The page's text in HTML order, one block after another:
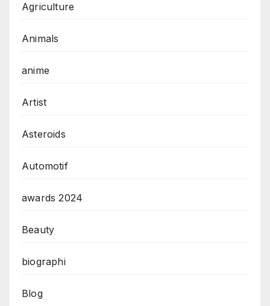
Agriculture
Animals
anime
Artist
Asteroids
Automotif
awards 2024
Beauty
biographi
Blog